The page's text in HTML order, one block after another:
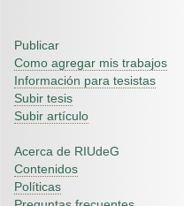
Publicar
Como agregar mis trabajos
Información para tesistas
Subir tesis
Subir artículo
Acerca de RIUdeG
Contenidos
Políticas